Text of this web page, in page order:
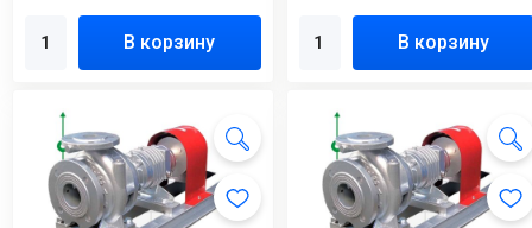
В корзину В корзину